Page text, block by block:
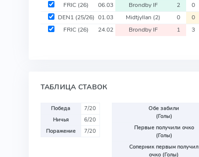
FRIC (26) 06.03 Brondby IF 2 0
DEN1 (25/26) 01.03 Midtjyllan (2) 0 0
FRIC (26) 24.02 Brondby IF 1 3
ТАБЛИЦА СТАВОК
Победа
7/20
Ничья
6/20
Поражение
7/20
Обе забили
(Голы)
Первые получили очко
(Голы)
Соперник первым получил
очко (Голы)